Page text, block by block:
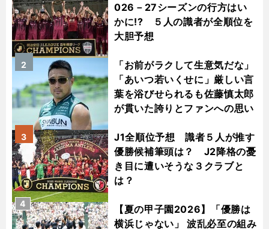
026－27シーズンの行方はい
かに!? ５人の識者が全順位を
大胆予想
「お前がラクして生意気だな」
「あいつ若いくせに」厳しい言
葉を浴びせられるも佐藤慎太郎
が貫いた誇りとファンへの思い
2
J1全順位予想 識者５人が推す
優勝候補筆頭は？ J2降格の憂
き目に遭いそうな３クラブと
は？
3
【夏の甲子園2026】「優勝は
横浜じゃない」 波乱必至の組み
4